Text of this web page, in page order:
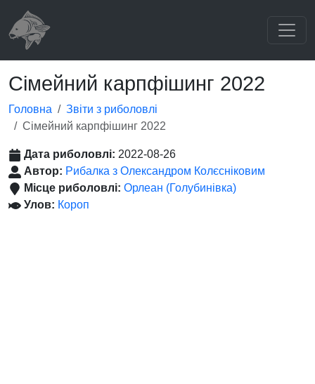
Сімейний карпфішинг 2022
Головна
Звіти з риболовлі
Сімейний карпфішинг 2022
Дата риболовлі: 2022-08-26
Автор: Рибалка з Олександром Колєсніковим
Місце риболовлі: Орлеан (Голубинівка)
Улов: Короп